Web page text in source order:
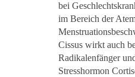
bei
im Bereich der
Cissus wirkt auch
Radikalenfänger
Stresshormon